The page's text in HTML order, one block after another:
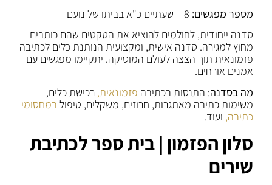
מספר מפגשים: 8 – שעתיים כ"א בביתו של נועם
סדנה ייחודית, לחולמים להוציא את הטקטים שהם כותבים
מחוץ למגירה. סדנה אישית, ומקצועית הנותנת כלים לכתיבה
פזמונאית תוך הצצה לעולם המוסיקה. יתקיימו מפגשים עם
אמנים אורחים.
מה בסדנה: התנסות בכתיבה פזמונאית, רכישת כלים,
משימות כתיבה מאתגרות, חרוזים, משקלים, טיפולבמחסומי
כתיבה, ועוד.
סלון הפזמון | בית ספר לכתיבת
שירים